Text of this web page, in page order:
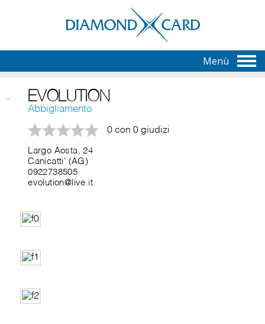
Menù
EVOLUTION
Abbigliamento
0 con 0 giudizi
Largo Aosta, 24
Canicatti' (AG)
0922738505
evolution@live.it